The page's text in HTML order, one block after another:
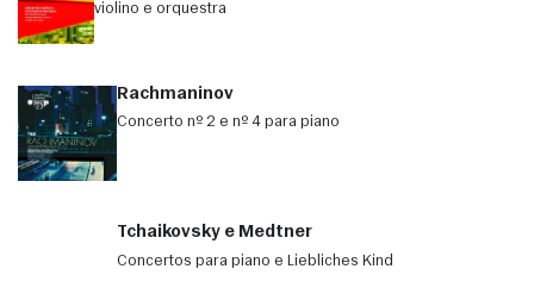
violino e orquestra
Rachmaninov
Concerto nº 2 e nº 4 para piano
Tchaikovsky e Medtner
Concertos para piano e Liebliches Kind